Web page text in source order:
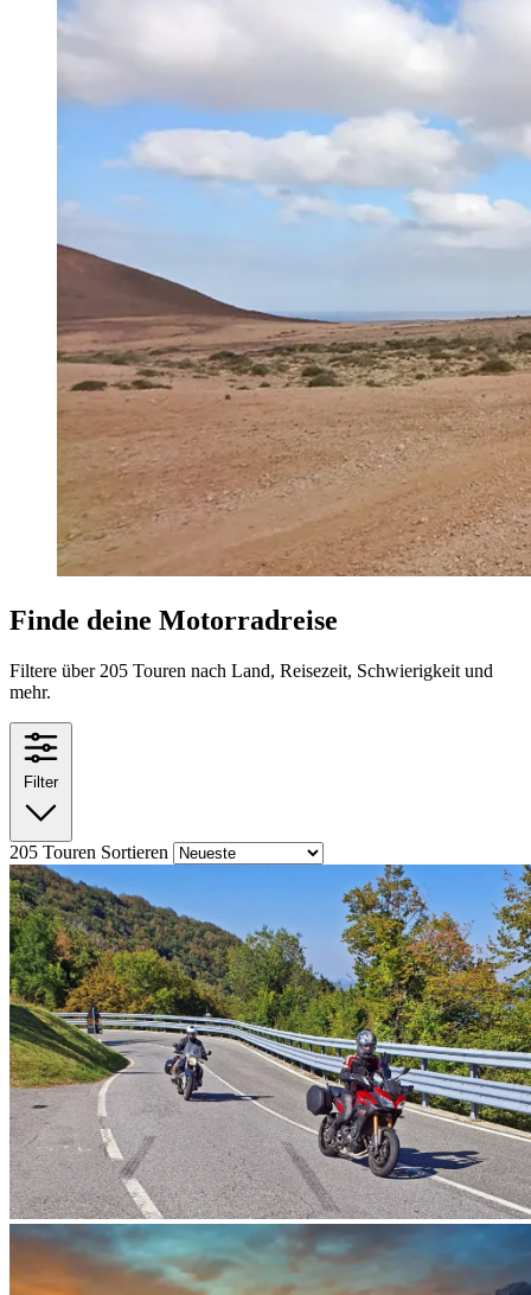
Finde deine Motorradreise
Filtere über 205 Touren nach Land, Reisezeit, Schwierigkeit und
mehr.
Filter
205 Touren Sortieren